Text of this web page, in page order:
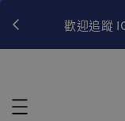
歡迎追蹤